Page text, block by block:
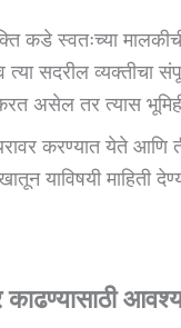
कडे स्वतःच्या
सदरील व्यक्तीचा
असेल तर त्यास
करण्यात येते
याविषयी माहिती